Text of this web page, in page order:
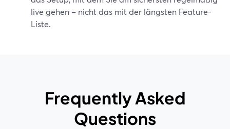
live gehen – nicht das mit der längsten Feature-
Liste.
Frequently Asked
Questions